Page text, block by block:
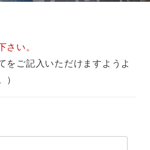
い。
をご記入いただけますようよ
）